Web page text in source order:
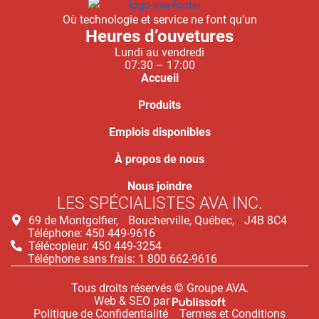
Où technologie et service ne font qu’un
Heures d’ouvetures
Lundi au vendredi
07:30 – 17:00
Accueil
Produits
Emplois disponibles
À propos de nous
Nous joindre
LES SPÉCIALISTES AVA INC.
69 de Montgolfier, Boucherville, Québec, J4B 8C4
Téléphone: 450 449-9616
Télécopieur: 450 449-3254
Téléphone sans frais: 1 800 662-9616
Tous droits réservés © Groupe AVA.
Web & SEO par
Politique de Confidentialité
Termes et Conditions